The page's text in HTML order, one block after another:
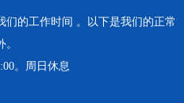
们的工作时间 。以下是我们的正常
。周日休息